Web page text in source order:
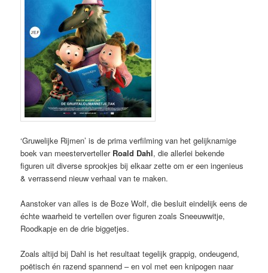
‘Gruwelijke Rijmen’ is de prima verfilming van het gelijknamige
boek van meesterverteller Roald Dahl, die allerlei bekende
figuren uit diverse sprookjes bij elkaar zette om er een ingenieus
& verrassend nieuw verhaal van te maken.
Aanstoker van alles is de Boze Wolf, die besluit eindelijk eens de
échte waarheid te vertellen over figuren zoals Sneeuwwitje,
Roodkapje en de drie biggetjes.
Zoals altijd bij Dahl is het resultaat tegelijk grappig, ondeugend,
poëtisch én razend spannend – en vol met een knipogen naar